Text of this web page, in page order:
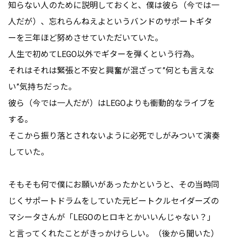
知らない人のために説明しておくと、僕は彼ら（今では一
人だが）、忘れらんねえよというバンドのサポートギタ
ーを三年ほど努めさせていただいていた。
人生で初めてLEGO以外でギターを弾くという行為。
それはそれは緊張と不安と興奮が混ざって”何とも言えな
い”気持ちだった。
彼ら（今では一人だが）はLEGOよりも衝動的なライブを
する。
そこから振り落とされないように必死でしがみついて演奏
していた。
そもそも何で僕にお願いがあったかというと、その当時同
じくサポートドラムをしていた元ビートクルセイダーズの
マシータさんが「LEGOのヒロキとかいいんじゃない？」
と言ってくれたことがきっかけらしい。（後から聞いた）